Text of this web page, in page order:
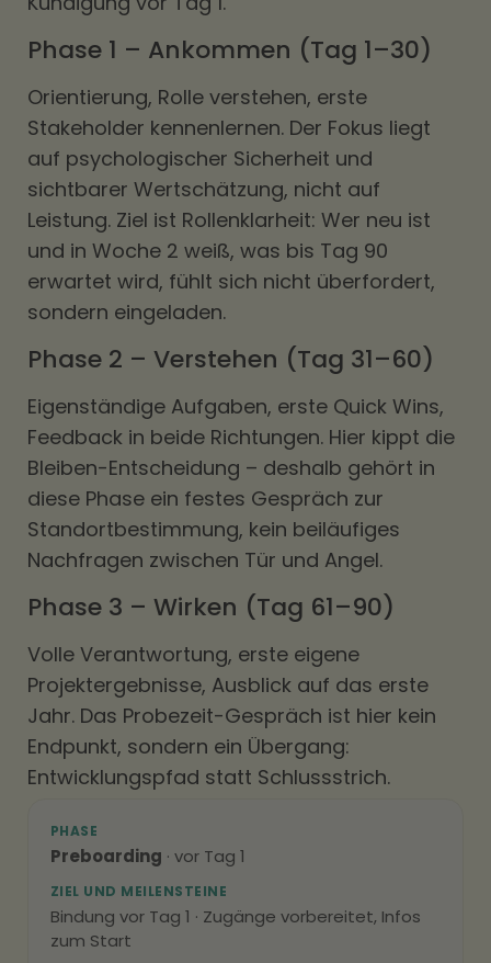
Phase 1 – Ankommen (Tag 1–30)
Orientierung, Rolle verstehen, erste
Stakeholder kennenlernen. Der Fokus liegt
auf psychologischer Sicherheit und
sichtbarer Wertschätzung, nicht auf
Leistung. Ziel ist Rollenklarheit: Wer neu ist
und in Woche 2 weiß, was bis Tag 90
erwartet wird, fühlt sich nicht überfordert,
sondern eingeladen.
Phase 2 – Verstehen (Tag 31–60)
Eigenständige Aufgaben, erste Quick Wins,
Feedback in beide Richtungen. Hier kippt die
Bleiben-Entscheidung – deshalb gehört in
diese Phase ein festes Gespräch zur
Standortbestimmung, kein beiläufiges
Nachfragen zwischen Tür und Angel.
Phase 3 – Wirken (Tag 61–90)
Volle Verantwortung, erste eigene
Projektergebnisse, Ausblick auf das erste
Jahr. Das Probezeit-Gespräch ist hier kein
Endpunkt, sondern ein Übergang:
Entwicklungspfad statt Schlussstrich.
PHASE
Preboarding · vor Tag 1
ZIEL UND MEILENSTEINE
Bindung vor Tag 1 · Zugänge vorbereitet, Infos
zum Start